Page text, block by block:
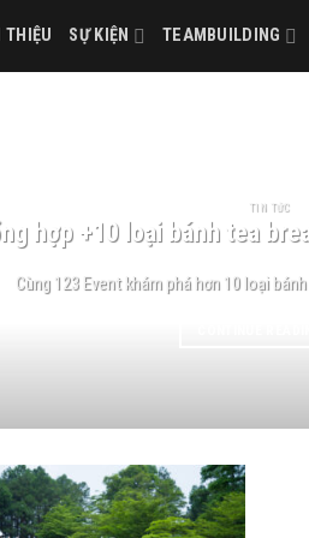
THIỆU SỰ KIỆN TEAMBUILDING
TIN TỨC
hợp +10 loại bánh tea
Cùng 123 Event khám phá hơn 10 loại